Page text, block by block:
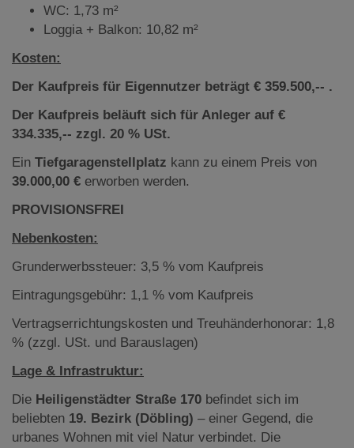
WC: 1,73 m²
Loggia + Balkon: 10,82 m²
Kosten:
Der Kaufpreis für Eigennutzer beträgt € 359.500,-- .
Der Kaufpreis beläuft sich für Anleger auf €
334.335,-- zzgl. 20 % USt.
Ein Tiefgaragenstellplatz kann zu einem Preis von
39.000,00 € erworben werden.
PROVISIONSFREI
Nebenkosten:
Grunderwerbssteuer: 3,5 % vom Kaufpreis
Eintragungsgebühr: 1,1 % vom Kaufpreis
Vertragserrichtungskosten und Treuhänderhonorar: 1,8
% (zzgl. USt. und Barauslagen)
Lage & Infrastruktur:
Die Heiligenstädter Straße 170 befindet sich im
beliebten 19. Bezirk (Döbling) – einer Gegend, die
urbanes Wohnen mit viel Natur verbindet. Die